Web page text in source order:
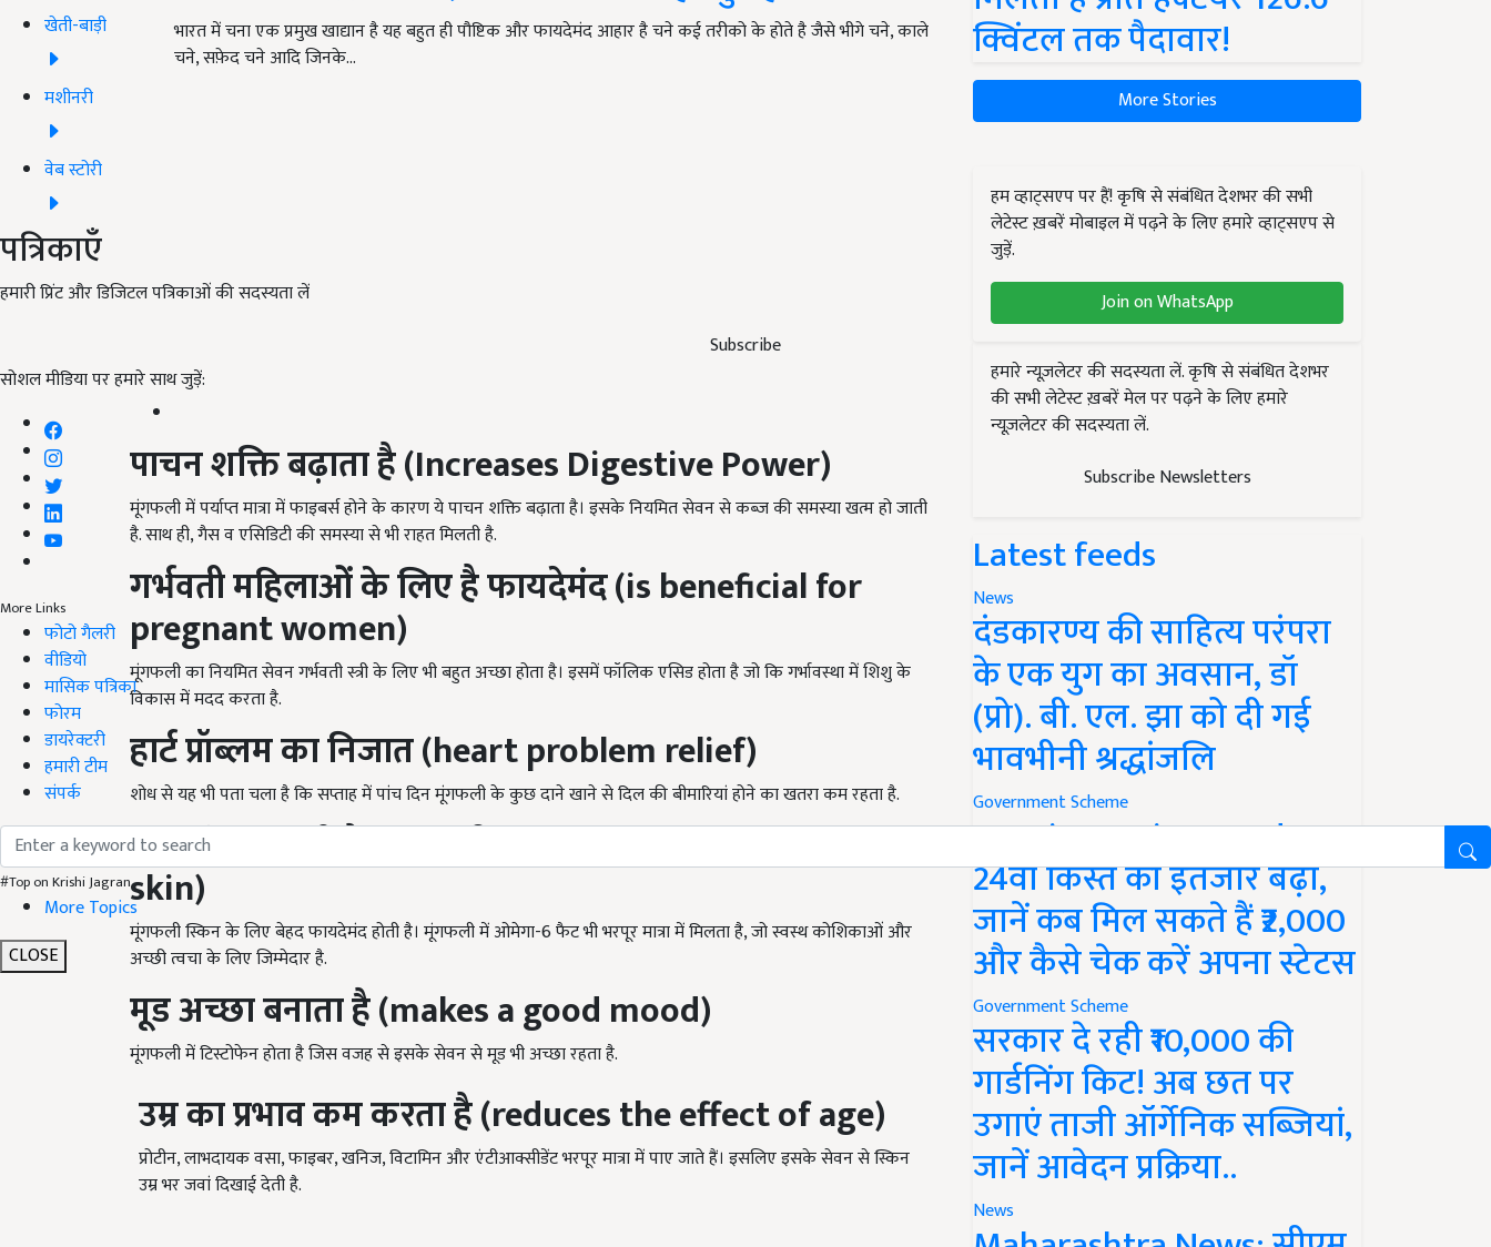
खेती-बाड़ी
मशीनरी
वेब स्टोरी
पत्रिकाएँ
हमारी प्रिंट और डिजिटल पत्रिकाओं की सदस्यता लें
Subscribe
सोशल मीडिया पर हमारे साथ जुड़ें:
More Links
फोटो गैलरी
वीडियो
मासिक पत्रिका
फोरम
डायरेक्टरी
हमारी टीम
संपर्क
#Top on Krishi Jagran
More Topics
CLOSE
भारत में चना एक प्रमुख खाद्यान है यह बहुत ही पौष्टिक और फायदेमंद आहार है चने कई तरीको के होते है जैसे भीगे चने, काले
चने, सफ़ेद चने आदि जिनके…
पाचन शक्ति बढ़ाता है (Increases Digestive Power)
मूंगफली में पर्याप्त मात्रा में फाइबर्स होने के कारण ये पाचन शक्ति बढ़ाता है। इसके नियमित सेवन से कब्ज की समस्या खत्म हो जाती
है. साथ ही, गैस व एसिडिटी की समस्या से भी राहत मिलती है.
गर्भवती महिलाओं के लिए है फायदेमंद (is beneficial for
pregnant women)
मूंगफली का नियमित सेवन गर्भवती स्त्री के लिए भी बहुत अच्छा होता है। इसमें फॉलिक एसिड होता है जो कि गर्भावस्था में शिशु के
विकास में मदद करता है.
हार्ट प्रॉब्लम का निजात (heart problem relief)
शोध से यह भी पता चला है कि सप्ताह में पांच दिन मूंगफली के कुछ दाने खाने से दिल की बीमारियां होने का खतरा कम रहता है.
त्वचा के लिए भी है लाभकारी (is also beneficial for the
skin)
मूंगफली स्किन के लिए बेहद फायदेमंद होती है। मूंगफली में ओमेगा-6 फैट भी भरपूर मात्रा में मिलता है, जो स्वस्थ कोशिकाओं और
अच्छी त्वचा के लिए जिम्मेदार है.
मूड अच्छा बनाता है (makes a good mood)
मूंगफली में टिस्टोफेन होता है जिस वजह से इसके सेवन से मूड भी अच्छा रहता है.
उम्र का प्रभाव कम करता है (reduces the effect of age)
प्रोटीन, लाभदायक वसा, फाइबर, खनिज, विटामिन और एंटीआक्सीडेंट भरपूर मात्रा में पाए जाते हैं। इसलिए इसके सेवन से स्किन
उम्र भर जवां दिखाई देती है.
क्विंटल तक पैदावार!
More Stories
हम व्हाट्सएप पर हैं! कृषि से संबंधित देशभर की सभी
लेटेस्ट ख़बरें मोबाइल में पढ़ने के लिए हमारे व्हाट्सएप से
जुड़ें.
Join on WhatsApp
हमारे न्यूज़लेटर की सदस्यता लें. कृषि से संबंधित देशभर
की सभी लेटेस्ट ख़बरें मेल पर पढ़ने के लिए हमारे
न्यूज़लेटर की सदस्यता लें.
Subscribe Newsletters
Latest feeds
News
दंडकारण्य की साहित्य परंपरा
के एक युग का अवसान, डॉ
(प्रो). बी. एल. झा को दी गई
भावभीनी श्रद्धांजलि
Government Scheme
PM Kisan Yojana Update:
24वीं किस्त का इंतजार बढ़ा,
जानें कब मिल सकते हैं ₹2,000
और कैसे चेक करें अपना स्टेटस
Government Scheme
सरकार दे रही ₹10,000 की
गार्डनिंग किट! अब छत पर
उगाएं ताजी ऑर्गेनिक सब्जियां,
जानें आवेदन प्रक्रिया..
News